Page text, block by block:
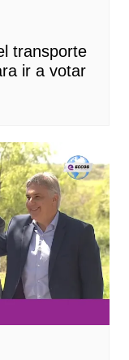
transporte
ir a votar